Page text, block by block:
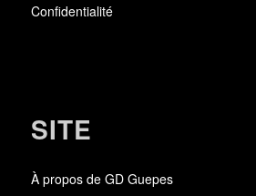
Confidentialité
SITE
À propos de GD Guepes